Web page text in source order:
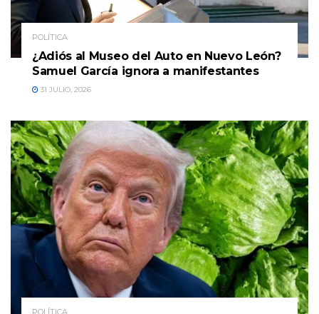
POLÍTICA
¿Adiós al Museo del Auto en Nuevo León?
Samuel García ignora a manifestantes
31 JULIO, 2026